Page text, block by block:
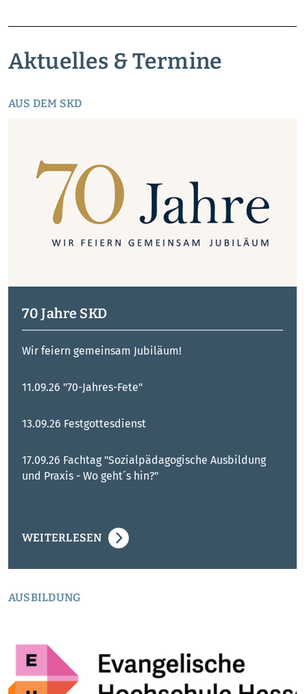
Aktuelles & Termine
AUS DEM SKD
70 Jahre SKD
Wir feiern gemeinsam Jubiläum!
11.09.26 "70-Jahres-Fete"
13.09.26 Festgottesdienst
17.09.26 Fachtag "Sozialpädagogische Ausbildung
und Praxis - Wo geht´s hin?"
WEITERLESEN
AUSBILDUNG